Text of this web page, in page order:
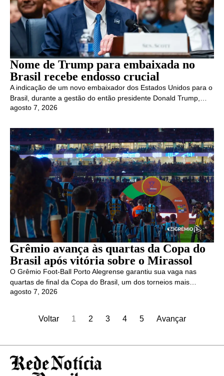
Nome de Trump para embaixada no
Brasil recebe endosso crucial
A indicação de um novo embaixador dos Estados Unidos para o
Brasil, durante a gestão do então presidente Donald Trump,…
agosto 7, 2026
Grêmio avança às quartas da Copa do
Brasil após vitória sobre o Mirassol
O Grêmio Foot-Ball Porto Alegrense garantiu sua vaga nas
quartas de final da Copa do Brasil, um dos torneios mais…
agosto 7, 2026
Voltar 1 2 3 4 5 Avançar